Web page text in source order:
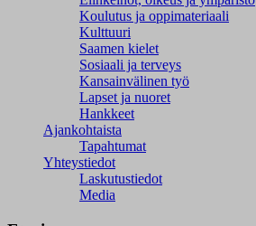
Koulutus ja oppimateriaali
Kulttuuri
Saamen kielet
Sosiaali ja terveys
Kansainvälinen työ
Lapset ja nuoret
Hankkeet
Ajankohtaista
Tapahtumat
Yhteystiedot
Laskutustiedot
Media